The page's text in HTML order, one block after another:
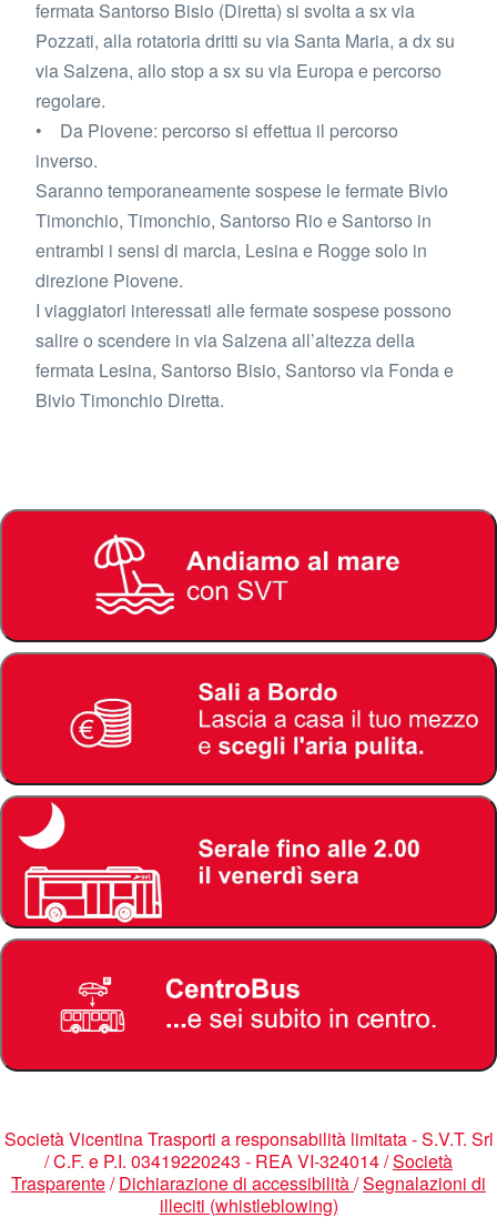
fermata Santorso Bisio (Diretta) si svolta a sx via
Pozzati, alla rotatoria dritti su via Santa Maria, a dx su
via Salzena, allo stop a sx su via Europa e percorso
regolare.
• Da Piovene: percorso si effettua il percorso
inverso.
Saranno temporaneamente sospese le fermate Bivio
Timonchio, Timonchio, Santorso Rio e Santorso in
entrambi i sensi di marcia, Lesina e Rogge solo in
direzione Piovene.
I viaggiatori interessati alle fermate sospese possono
salire o scendere in via Salzena all’altezza della
fermata Lesina, Santorso Bisio, Santorso via Fonda e
Bivio Timonchio Diretta.
Società Vicentina Trasporti a responsabilità limitata - S.V.T. Srl
/ C.F. e P.I. 03419220243 - REA VI-324014 /Società
Trasparente/Dichiarazione di accessibilità/Segnalazioni di
illeciti (whistleblowing)